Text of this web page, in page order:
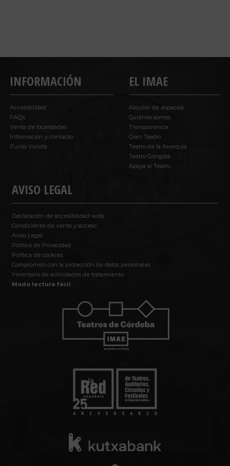
INFORMACIÓN
Accesibilidad
FAQ’s
Venta de localidades
Información y contacto
Punto Violeta
AVISO LEGAL
Declaración de accesibilidad web
Condiciones de venta y acceso
Aviso Legal
Política de Privacidad
Política de cookies
Compromiso con la protección de datos personales
Inventario de actividades de tratamiento
Modo lectura fácil
EL IMAE
Alquiler de espacios
Quiénes somos
Transparencia
Gran Teatro
Teatro de la Axerquía
Teatro Góngora
Apoya al Teatro